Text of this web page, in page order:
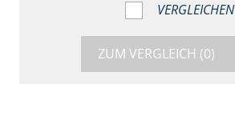
VERGLEICHEN
ZUM VERGLEICH (0)